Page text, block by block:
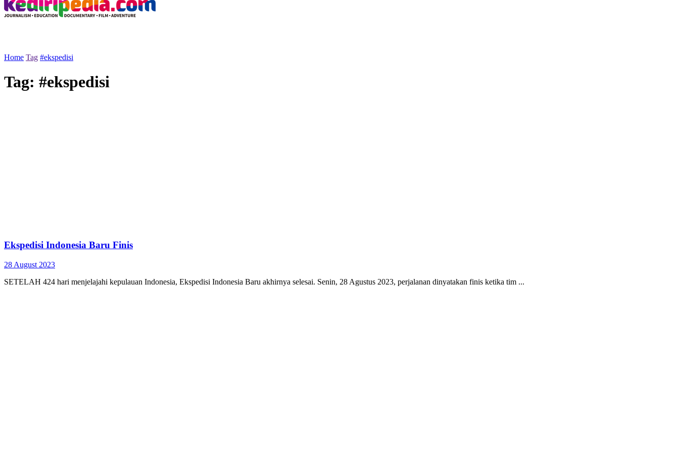
Home Tag #ekspedisi
Tag: #ekspedisi
Ekspedisi Indonesia Baru Finis
28 August 2023
SETELAH 424 hari menjelajahi kepulauan Indonesia, Ekspedisi Indonesia Baru akhirnya selesai. Senin, 28 Agustus 2023, perjalanan dinyatakan finis ketika tim ...